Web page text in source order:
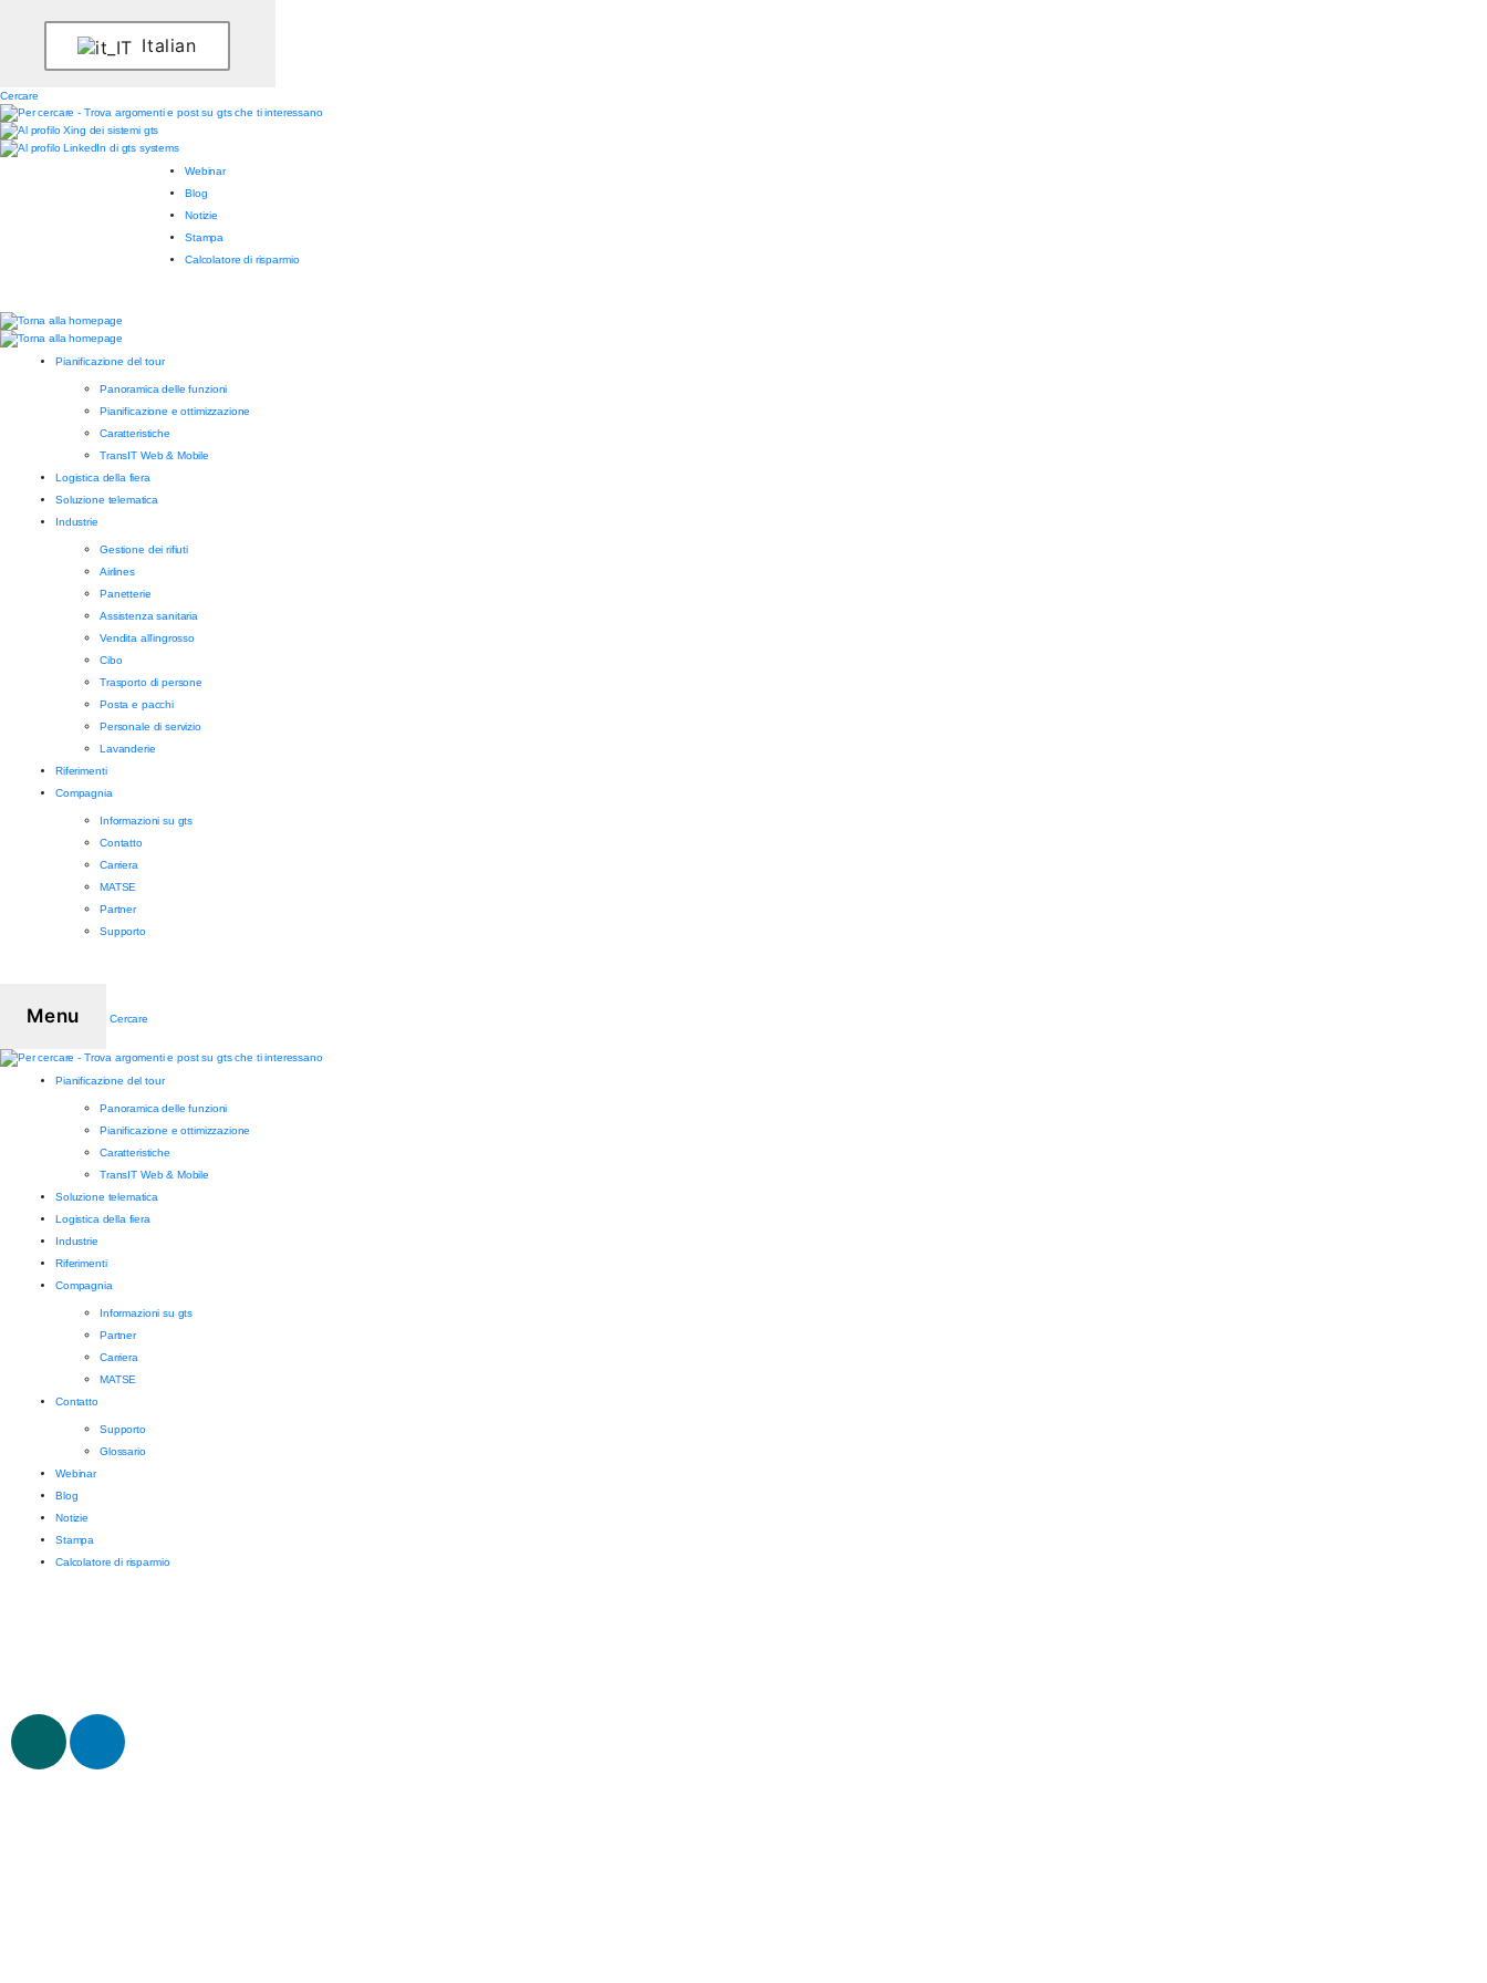
Italian
Cercare
Webinar
Blog
Notizie
Stampa
Calcolatore di risparmio
Pianificazione del tour
Panoramica delle funzioni
Pianificazione e ottimizzazione
Caratteristiche
TransIT Web & Mobile
Logistica della fiera
Soluzione telematica
Industrie
Gestione dei rifiuti
Airlines
Panetterie
Assistenza sanitaria
Vendita all'ingrosso
Cibo
Trasporto di persone
Posta e pacchi
Personale di servizio
Lavanderie
Riferimenti
Compagnia
Informazioni su gts
Contatto
Carriera
MATSE
Partner
Supporto
Menu Cercare
Pianificazione del tour
Panoramica delle funzioni
Pianificazione e ottimizzazione
Caratteristiche
TransIT Web & Mobile
Soluzione telematica
Logistica della fiera
Industrie
Riferimenti
Compagnia
Informazioni su gts
Partner
Carriera
MATSE
Contatto
Supporto
Glossario
Webinar
Blog
Notizie
Stampa
Calcolatore di risparmio